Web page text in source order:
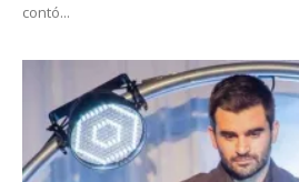
contó...